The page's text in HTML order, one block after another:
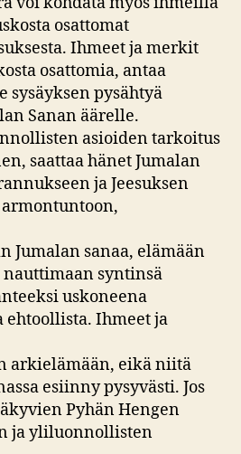
osattomat
Ihmeet ja merkit
osattomia, antaa
sysäyksen pysähtyä
Sanan äärelle.
asioiden tarkoitus
saattaa hänet Jumalan
ja Jeesuksen
Jumalan sanaa, elämään
nauttimaan syntinsä
uskoneena
ehtoollista. Ihmeet ja
arkielämään, eikä niitä
esiinny pysyvästi. Jos
Pyhän Hengen
ja yliluonnollisten